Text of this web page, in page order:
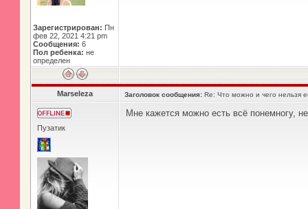
Зарегистрирован: Пн
фев 22, 2021 4:21 pm
Сообщения: 6
Пол ребенка: не
определен
Marseleza Заголовок сообщения: Re: Что можно и чего нельзя
Пузатик
Мне кажется можно есть всё понемногу,